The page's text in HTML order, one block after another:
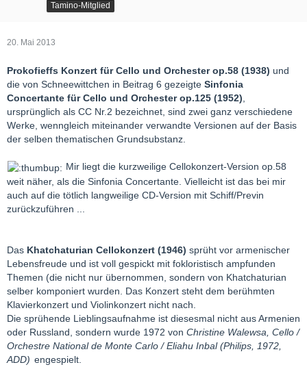
Tamino-Mitglied
20. Mai 2013
Prokofieffs Konzert für Cello und Orchester op.58 (1938) und
die von Schneewittchen in Beitrag 6 gezeigte Sinfonia
Concertante für Cello und Orchester op.125 (1952),
ursprünglich als CC Nr.2 bezeichnet, sind zwei ganz verschiedene
Werke, wenngleich miteinander verwandte Versionen auf der Basis
der selben thematischen Grundsubstanz.
Mir liegt die kurzweilige Cellokonzert-Version op.58
weit näher, als die Sinfonia Concertante. Vielleicht ist das bei mir
auch auf die tötlich langweilige CD-Version mit Schiff/Previn
zurückzuführen ...
Das Khatchaturian Cellokonzert (1946) sprüht vor armenischer
Lebensfreude und ist voll gespickt mit fokloristisch ampfunden
Themen (die nicht nur übernommen, sondern von Khatchaturian
selber komponiert wurden. Das Konzert steht dem berühmten
Klavierkonzert und Violinkonzert nicht nach.
Die sprühende Lieblingsaufnahme ist diesesmal nicht aus Armenien
oder Russland, sondern wurde 1972 von Christine Walewsa, Cello /
Orchestre National de Monte Carlo / Eliahu Inbal (Philips, 1972,
ADD) engespielt.